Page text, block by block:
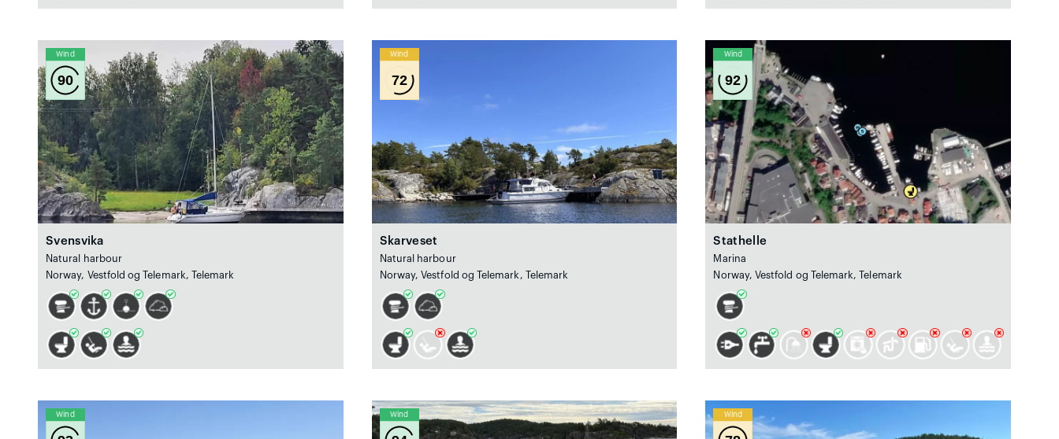
Wind
90
Svensvika
Natural harbour
Norway, Vestfold og Telemark, Telemark
Wind
72
Skarveset
Natural harbour
Norway, Vestfold og Telemark, Telemark
Wind
92
Stathelle
Marina
Norway, Vestfold og Telemark, Telemark
Wind Wind Wind